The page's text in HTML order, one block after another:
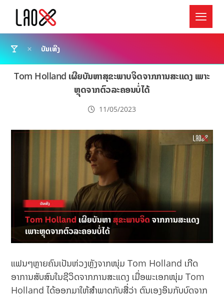
ບັນເທີງ
Tom Holland ເຜີຍບັນຫາສຸຂະພາບຈິດຈາກການສະແດງ ເພາະ
ຫຼຸດຈາກຕົວລະຄອນບໍ່ໄດ້
11/05/2023
ແຟນໆຫຼາຍຄົນເປັນຫ່ວງຫຼັງຈາກໜຸ່ມ Tom Holland ເກີດ
ອາການສັບສົນໃນຊີວິດຈາກການສະແດງ ເມື່ອພະເອກໜຸ່ມ Tom
Holland ໄດ້ອອກມາໃຫ້ສຳພາດກັບສື່ວ່າ ຕົນເອງອິນກັບບົດຈາກ